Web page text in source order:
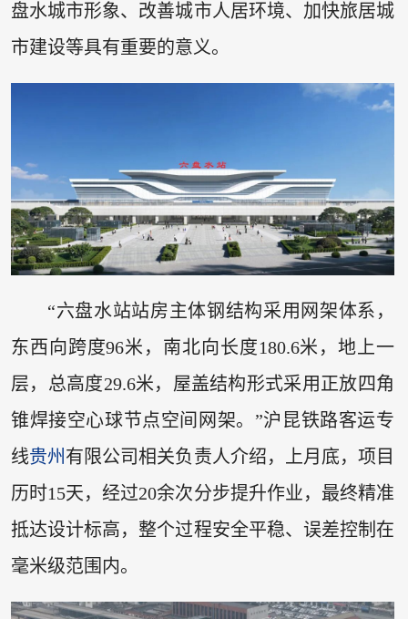
盘水城市形象、改善城市人居环境、加快旅居城
市建设等具有重要的意义。
“六盘水站站房主体钢结构采用网架体系，
东西向跨度96米，南北向长度180.6米，地上一
层，总高度29.6米，屋盖结构形式采用正放四角
锥焊接空心球节点空间网架。”沪昆铁路客运专
线贵州 有限公司相关负责人介绍，上月底，项目
历时15天，经过20余次分步提升作业，最终精准
抵达设计标高，整个过程安全平稳、误差控制在
毫米级范围内。